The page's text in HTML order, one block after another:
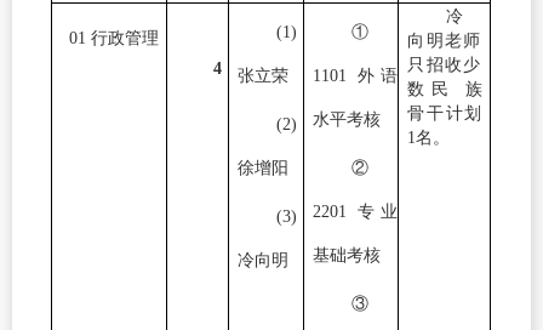
01 行政管理
4
(1)
张立荣
(2)
徐增阳
(3)
冷向明
①
1101 外语
水平考核
②
2201 专业
基础考核
③
冷
向明老师
只招收少
数民
族
骨干计划
1名。